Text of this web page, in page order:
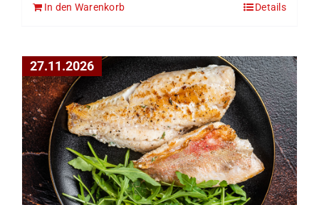
In den Warenkorb Details
27.11.2026